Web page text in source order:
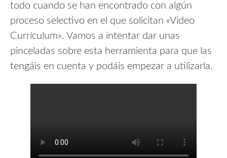
todo cuando se han encontrado con algún
proceso selectivo en el que solicitan «Video
Currículum». Vamos a intentar dar unas
pinceladas sobre esta herramienta para que las
tengáis en cuenta y podáis empezar a utilizarla.